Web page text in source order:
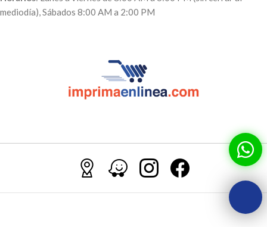
mediodía), Sábados 8:00 AM a 2:00 PM